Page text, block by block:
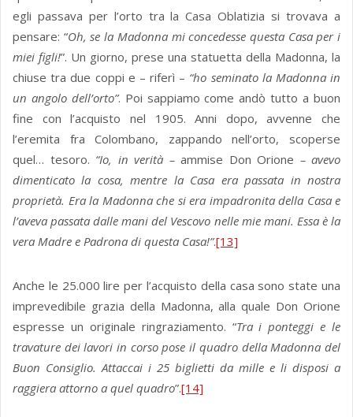
egli passava per l’orto tra la Casa Oblatizia si trovava a
pensare: “Oh, se la Madonna mi concedesse questa Casa per i
miei figli!”. Un giorno, prese una statuetta della Madonna, la
chiuse tra due coppi e – riferì – “ho seminato la Madonna in
un angolo dell’orto”. Poi sappiamo come andò tutto a buon
fine con l’acquisto nel 1905. Anni dopo, avvenne che
l’eremita fra Colombano, zappando nell’orto, scoperse
quel… tesoro. “Io, in verità – ammise Don Orione – avevo
dimenticato la cosa, mentre la Casa era passata in nostra
proprietà. Era la Madonna che si era impadronita della Casa e
l’aveva passata dalle mani del Vescovo nelle mie mani. Essa è la
vera Madre e Padrona di questa Casa!”.[13]
Anche le 25.000 lire per l’acquisto della casa sono state una
imprevedibile grazia della Madonna, alla quale Don Orione
espresse un originale ringraziamento. “Tra i ponteggi e le
travature dei lavori in corso pose il quadro della Madonna del
Buon Consiglio. Attaccai i 25 biglietti da mille e li disposi a
raggiera attorno a quel quadro”.[14]